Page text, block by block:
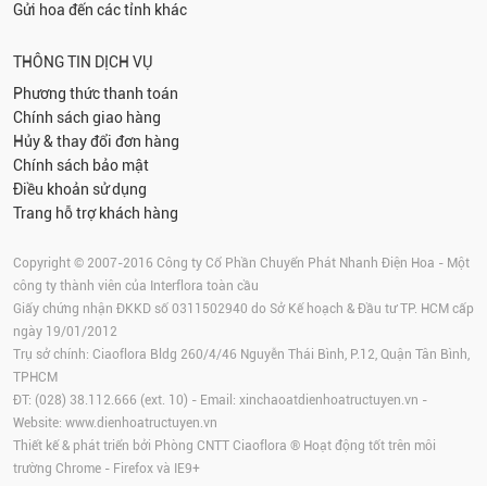
Gửi hoa đến các tỉnh khác
THÔNG TIN DỊCH VỤ
Phương thức thanh toán
Chính sách giao hàng
Hủy & thay đổi đơn hàng
Chính sách bảo mật
Điều khoản sử dụng
Trang hỗ trợ khách hàng
Copyright © 2007-2016 Công ty Cổ Phần Chuyển Phát Nhanh Điện Hoa - Một
công ty thành viên của Interflora toàn cầu
Giấy chứng nhận ĐKKD số 0311502940 do Sở Kế hoạch & Đầu tư TP. HCM cấp
ngày 19/01/2012
Trụ sở chính: Ciaoflora Bldg 260/4/46 Nguyễn Thái Bình, P.12, Quận Tân Bình,
TPHCM
ĐT: (028) 38.112.666 (ext. 10) - Email: xinchaoatdienhoatructuyen.vn -
Website: www.dienhoatructuyen.vn
Thiết kế & phát triển bởi Phòng CNTT Ciaoflora ® Hoạt động tốt trên môi
trường Chrome - Firefox và IE9+